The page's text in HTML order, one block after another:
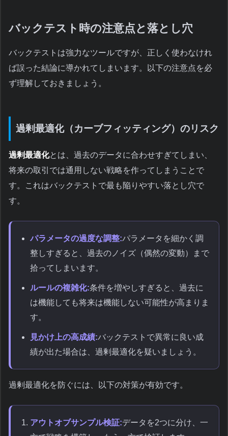
バックテスト時の注意点と落とし穴
バックテストは強力なツールですが、正しく使わなけれ
ば誤った結論に導かれてしまいます。以下の注意点を必
ず理解しておきましょう。
過剰最適化（カーブフィッティング）のリスク
過剰最適化とは、過去のデータに合わせすぎてしまい、
将来の取引では通用しない戦略を作ってしまうことで
す。これはバックテストで最も陥りやすい落とし穴で
す。
パラメータの過度な調整:パラメータを細かく調
整しすぎると、過去のノイズ（偶然の変動）まで
拾ってしまいます。
ルールの複雑化:条件を増やしすぎると、過去に
は機能しても将来は機能しない可能性が高まりま
す。
見かけ上の高成績:バックテストで異常に良い成
績が出た場合は、過剰最適化を疑いましょう。
過剰最適化を防ぐには、以下の対策が有効です。
アウトオブサンプル検証:データを2つに分け、一